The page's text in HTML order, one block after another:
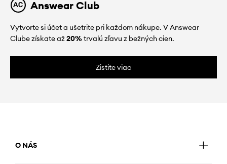
Answear Club
Vytvorte si účet a ušetrite pri každom nákupe. V Answear
Clube získate až20%trvalú zľavu z bežných cien.
Zistite viac
O NÁS